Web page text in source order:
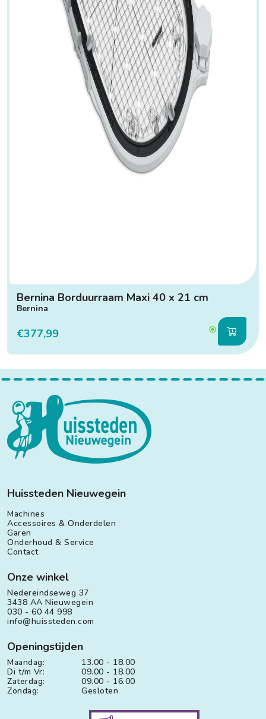
Bernina Borduurraam Maxi 40 x 21 cm
Bernina
€377,99
Huissteden Nieuwegein
Machines
Accessoires & Onderdelen
Garen
Onderhoud & Service
Contact
Onze winkel
Nedereindseweg 37
3438 AA Nieuwegein
030 - 60 44 998
info@huissteden.com
Openingstijden
Maandag:
13.00 - 18.00
Di t/m Vr:
09.00 - 18.00
Zaterdag:
09.00 - 16.00
Zondag:
Gesloten